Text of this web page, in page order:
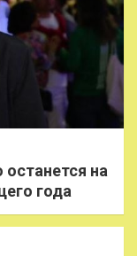
на
года